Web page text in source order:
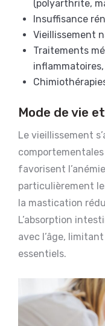
(polyarthrite,
Insuffisance
Vieillissement
Traitements
Mode de vie
Le vieillissement
favorisent
particulièrement
la mastication
L’absorption
avec l’âge,
essentiels.